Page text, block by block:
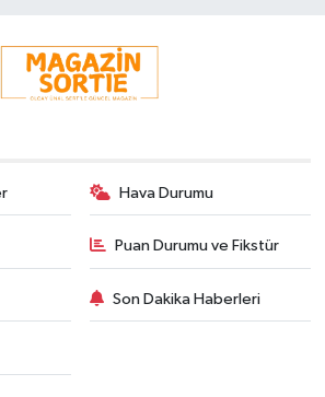
Hava Durumu
Puan Durumu ve Fikstür
Son Dakika Haberleri